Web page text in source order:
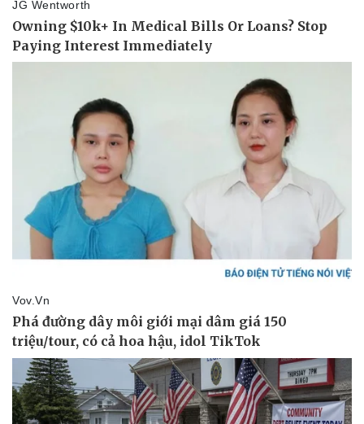
Pháp luật
Vụ án
Tin nóng
Quân sự - Quốc phòng
Vũ khí
Việt Nam
Phân tích